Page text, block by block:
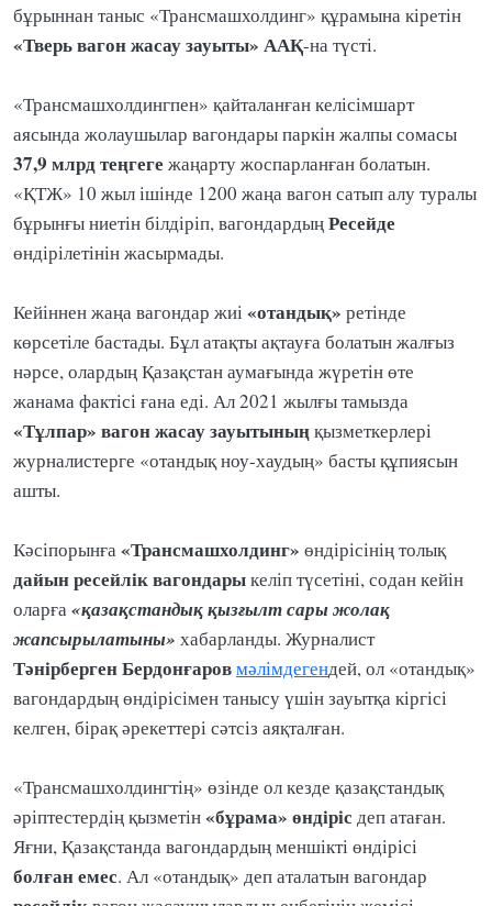
бұрыннан таныс «Трансмашхолдинг» құрамына кіретін
«Тверь вагон жасау зауыты» ААҚ-на түсті.
«Трансмашхолдингпен» қайталанған келісімшарт
аясында жолаушылар вагондары паркін жалпы сомасы
37,9 млрд теңгеге жаңарту жоспарланған болатын.
«ҚТЖ» 10 жыл ішінде 1200 жаңа вагон сатып алу туралы
бұрынғы ниетін білдіріп, вагондардыңРесейде
өндірілетінін жасырмады.
Кейіннен жаңа вагондар жиі«отандық» ретінде
көрсетіле бастады. Бұл атақты ақтауға болатын жалғыз
нәрсе, олардың Қазақстан аумағында жүретін өте
жанама фактісі ғана еді. Ал 2021 жылғы тамызда
«Тұлпар» вагон жасау зауытыныңқызметкерлері
журналистерге «отандық ноу-хаудың» басты құпиясын
ашты.
Кәсіпорынға«Трансмашхолдинг» өндірісінің толық
дайын ресейлік вагондарыкеліп түсетіні, содан кейін
оларға«қазақстандық қызғылт сары жолақ
жапсырылатыны» хабарланды. Журналист
ТәнірбергенБердонғаровмәлімдегендей, ол «отандық»
вагондардың өндірісімен танысу үшін зауытқа кіргісі
келген, бірақ әрекеттері сәтсіз аяқталған.
«Трансмашхолдингтің» өзінде ол кезде қазақстандық
әріптестердің қызметін«бұрама» өндіріс деп атаған.
Яғни, Қазақстанда вагондардың меншікті өндірісі
болған емес. Ал «отандық» деп аталатын вагондар